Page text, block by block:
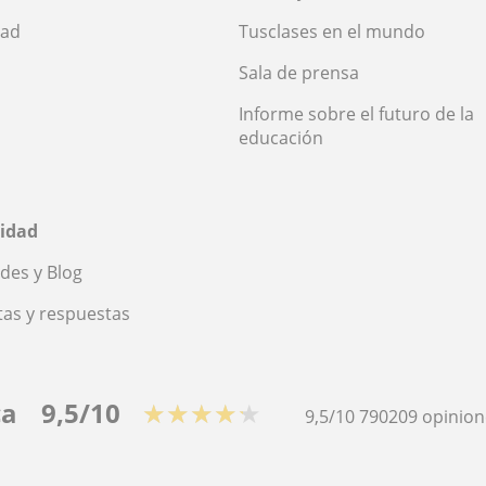
Tusclases en el mundo
Sala de prensa
Informe sobre el futuro de la
educación
y Blog
y respuestas
9,5/10 ★★★★★ 9,5/10790209